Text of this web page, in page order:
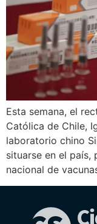
Esta semana, el
Católica de Chile,
laboratorio chino
situarse en el país,
nacional de